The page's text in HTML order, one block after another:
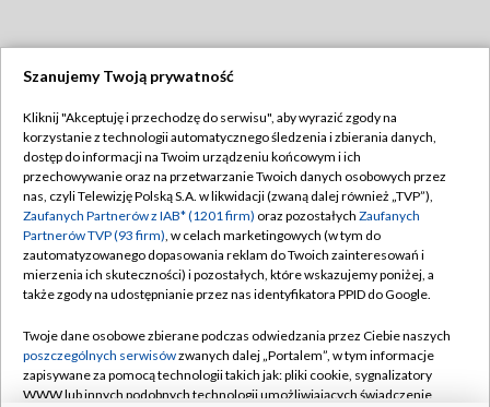
TVP
Abonament TVP
Emisja w TVP
Centrum informacji TVP
Naziemna Telewizja Cyfrowa
Rada Programowa
System NOS
Regulamin TVP
Polityka prywatności
Moje zgody
Pomoc
Kontakt
Szanujemy Twoją prywatność
Kliknij "Akceptuję i przechodzę do serwisu", aby wyrazić zgody na
korzystanie z technologii automatycznego śledzenia i zbierania danych,
dostęp do informacji na Twoim urządzeniu końcowym i ich
przechowywanie oraz na przetwarzanie Twoich danych osobowych przez
nas, czyli Telewizję Polską S.A. w likwidacji (zwaną dalej również „TVP”),
Zaufanych Partnerów z IAB* (1201 firm) oraz pozostałych Zaufanych
Partnerów TVP (93 firm), w celach marketingowych (w tym do
zautomatyzowanego dopasowania reklam do Twoich zainteresowań i
mierzenia ich skuteczności) i pozostałych, które wskazujemy poniżej, a
także zgody na udostępnianie przez nas identyfikatora PPID do Google.
Twoje dane osobowe zbierane podczas odwiedzania przez Ciebie naszych
poszczególnych serwisówzwanych dalej „Portalem”, w tym informacje
zapisywane za pomocą technologii takich jak: pliki cookie, sygnalizatory
WWW lub innych podobnych technologii umożliwiających świadczenie